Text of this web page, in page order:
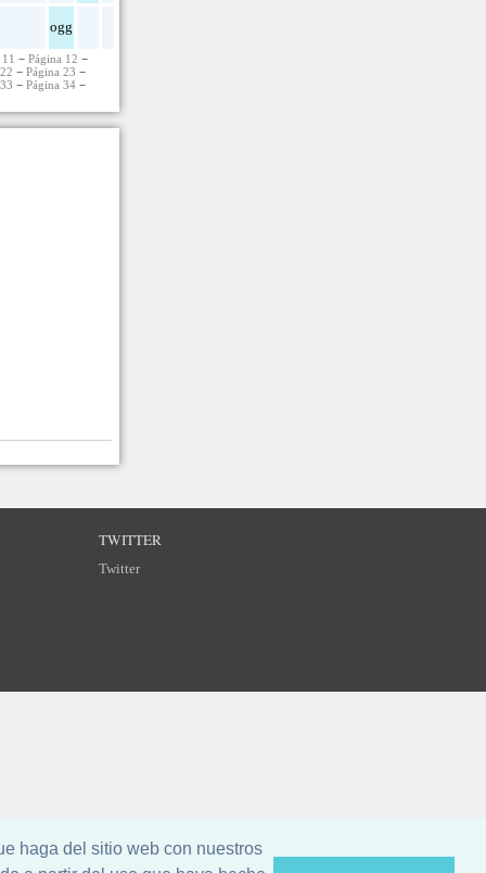
haga del sitio web con nuestros
ogg
− Página 12 −
− Página 23 −
− Página 34−
TWITTER
Twitter